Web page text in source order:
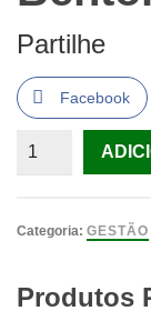
Partilhe
Facebook
Quantidade
Como
D.
Categoria: GESTÃO
Produtos